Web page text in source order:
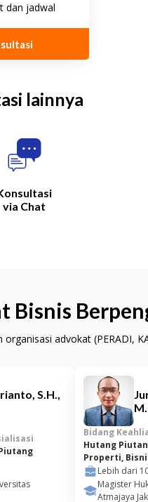
dan jadwal
lainnya
via Chat
Bisnis
advokat (PERADI,
S.H.,
Bidang
Hutang
Properti,
Lebih dari
Magister
Atmajaya